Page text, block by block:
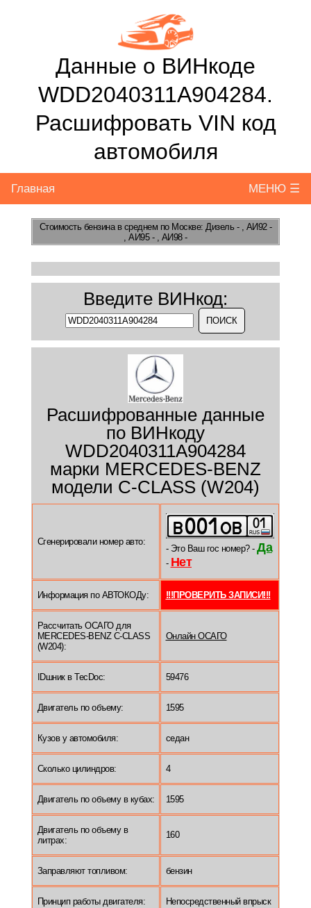
Данные о ВИНкоде
WDD2040311A904284.
Расшифровать VIN код
автомобиля
Главная МЕНЮ ☰
Стоимость бензинав среднем по Москве: Дизель - , АИ92 -
, АИ95 - , АИ98 -
Введите ВИНкод:
Расшифрованные данные
по ВИНкоду
WDD2040311A904284
марки MERCEDES-BENZ
модели C-CLASS (W204)
Сгенерировали номер авто:
- Это Ваш гос номер? - Да
- Нет
Информация по АВТОКОДу: !!!ПРОВЕРИТЬ ЗАПИСИ!!!
Рассчитать ОСАГО для
MERCEDES-BENZ C-CLASS
(W204):
Онлайн ОСАГО
IDшник в TecDoc: 59476
Двигатель по объему: 1595
Кузов у автомобиля: седан
Сколько цилиндров: 4
Двигатель по объему в кубах: 1595
Двигатель по объему в
литрах:
160
Заправляют топливом: бензин
Принцип работы двигателя: Непосредственный впрыск